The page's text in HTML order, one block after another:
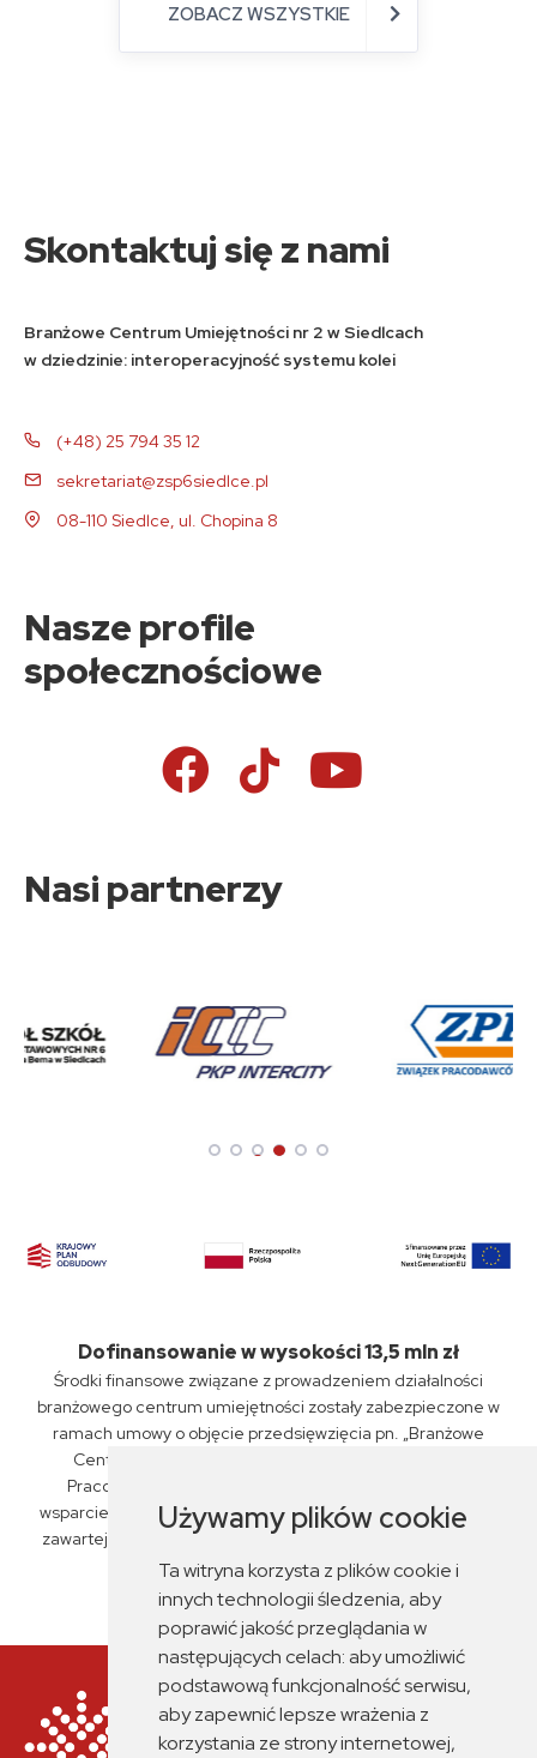
Używamy plików cookie
Ta witryna korzysta z plików cookie i
innych technologii śledzenia, aby
poprawić jakość przeglądania w
następujących celach:aby umożliwić
podstawową funkcjonalność serwisu,
aby zapewnić lepsze wrażenia z
korzystania ze strony internetowej,
ZOBACZ WSZYSTKIE
Skontaktuj się z nami
Branżowe Centrum Umiejętności nr 2 w Siedlcach
w dziedzinie: interoperacyjność systemu kolei
(+48) 25 794 35 12
sekretariat@zsp6siedlce.pl
08-110 Siedlce, ul. Chopina 8
Nasze profile
społecznościowe
Nasi partnerzy
Dofinansowanie w wysokości 13,5 mln zł
Środki finansowe związane z prowadzeniem działalności
branżowego centrum umiejętności zostały zabezpieczone w
ramach umowy o objęcie przedsięwzięcia pn. „Branżowe
Centrum Umiejętności „PKP Intercity” S.A., Związku
Pracodawców Kolejowych oraz ZSP nr 6 w Siedlcach"
wsparciem z planu rozwojowego nr KPO/22/1/BCU/U/0029,
zawartej przez Miasto Siedlce z Fundacją Rozwoju Systemu
Edukacji dnia 14 czerwca 2023 r.